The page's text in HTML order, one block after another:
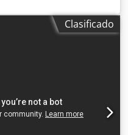
de estante, de
6 cilindros hidráulicos
de desconexiónClasificado